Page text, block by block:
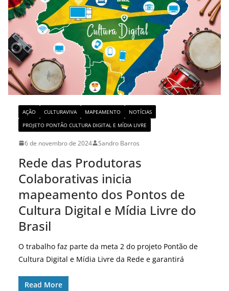
AÇÃO CULTURAVIVA MAPEAMENTO
NOTÍCIAS
PROJETO PONTÃO CULTURA DIGITAL E MÍDIA LIVRE
6 de novembro de 2024 Sandro Barros
Rede das Produtoras
Colaborativas inicia
mapeamento dos Pontos de
Cultura Digital e Mídia Livre do
Brasil
O trabalho faz parte da meta 2 do projeto Pontão de
Cultura Digital e Mídia Livre da Rede e garantirá
Read More